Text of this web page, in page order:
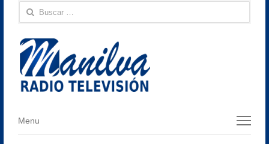
Buscar:
Menu
Menu